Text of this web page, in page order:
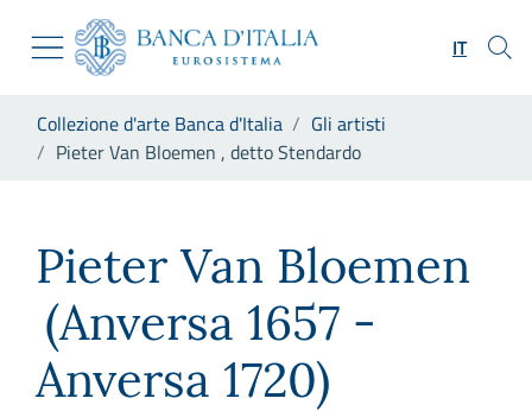
Skip to Main Content
Vai al sito istituzionale
Vai al menu di navigazione
Vai alla ricerca
Vai al footer
IT
Collezione d'arte Banca d'Italia
Gli artisti
Pieter Van Bloemen , detto Stendardo
Pieter Van Bloemen
(Anversa 1657 -
Anversa 1720)